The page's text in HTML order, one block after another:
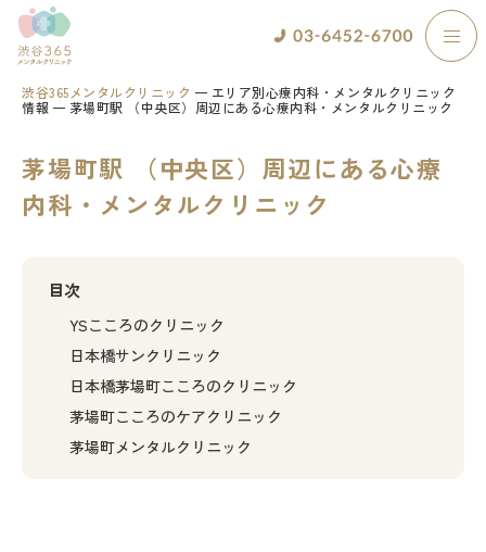
渋谷365メンタルクリニック
エリア別心療内科・メンタルクリニック
情報
茅場町駅 （中央区）周辺にある心療内科・メンタルクリニック
茅場町駅 （中央区）周辺にある心療
内科・メンタルクリニック
目次
YSこころのクリニック
日本橋サンクリニック
日本橋茅場町こころのクリニック
茅場町こころのケアクリニック
茅場町メンタルクリニック